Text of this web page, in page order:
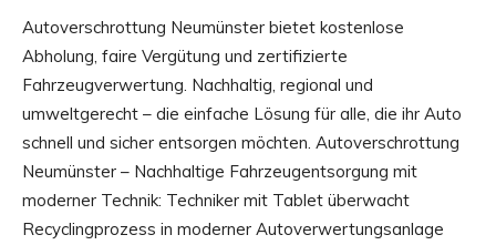
Autoverschrottung Neumünster bietet kostenlose
Abholung, faire Vergütung und zertifizierte
Fahrzeugverwertung. Nachhaltig, regional und
umweltgerecht – die einfache Lösung für alle, die ihr Auto
schnell und sicher entsorgen möchten. Autoverschrottung
Neumünster – Nachhaltige Fahrzeugentsorgung mit
moderner Technik: Techniker mit Tablet überwacht
Recyclingprozess in moderner Autoverwertungsanlage